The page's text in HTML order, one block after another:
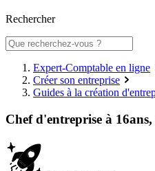
Rechercher
Expert-Comptable en ligne
Créer son entreprise
Guides à la création
Chef d'entreprise à